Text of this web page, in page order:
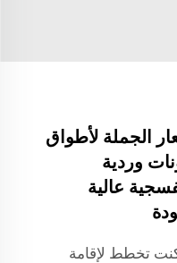
الجملة لأطواق
وردية
عالية
كنت تخطط لإقامة